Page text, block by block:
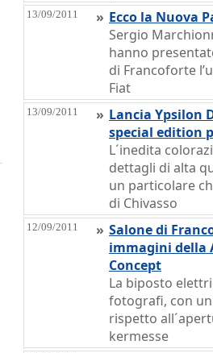
13/09/2011 » Ecco la Nuova
Sergio
hanno
di Francoforte
Fiat
13/09/2011 » Lancia Ypsilon
special edition
L´inedita
dettagli di alta
un particolare
di Chivasso
12/09/2011 » Salone di
immagini della
Concept
La biposto
fotografi, con
rispetto
kermesse